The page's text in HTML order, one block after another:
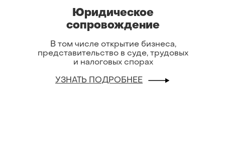
УЗНАТЬ ПОДРОБНЕЕ
Юридическое
сопровождение
В том числе открытие бизнеса,
представительство в суде, трудовых
и налоговых спорах